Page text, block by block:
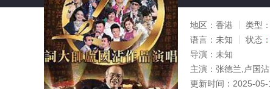
地区： 香港 类型：
语言： 未知 状态：
导演： 未知
主演： 张德兰,卢国
更新时间： 2025-05-